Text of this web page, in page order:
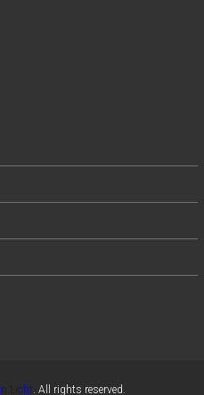
Licht. All rights reserved.